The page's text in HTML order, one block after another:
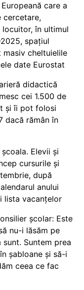
care a
cercetare,
în ultimul
spațiul
cheltuielile
date Eurostat
didactică
cei 1.500 de
și îi pot folosi
dacă rămân în
Elevii și
cursurile și
după
anului
lista vacanțelor
școlar: Este
nu-i lăsăm pe
Suntem prea
șabloane și să-i
ceea ce fac